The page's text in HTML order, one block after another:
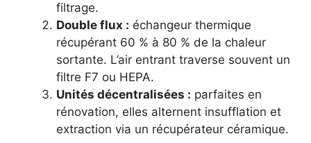
filtrage.
Double flux : échangeur thermique
récupérant 60 % à 80 % de la chaleur
sortante. L’air entrant traverse souvent un
filtre F7 ou HEPA.
Unités décentralisées : parfaites en
rénovation, elles alternent insufflation et
extraction via un récupérateur céramique.